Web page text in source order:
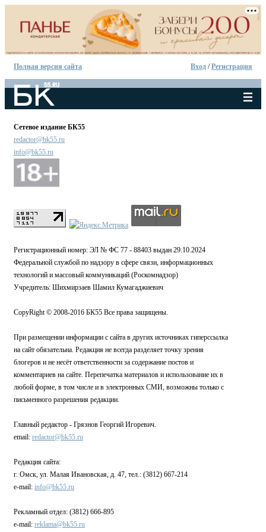
Полная версия сайта Вход /Регистрация
Сетевое издание БК55
redactor@bk55.ru
info@bk55.ru
Регистрационный номер: ЭЛ № ФС 77 - 88403 выдан 29.10.2024
Федеральной службой по надзору в сфере связи, информационных
технологий и массовый коммуникаций (Роскомнадзор)
Учредитель: Шихмирзаев Шамил Кумагаджиевич
CopyRight © 2008-2016 БК55 Все права защищены.
При размещении информации с сайта в других источниках гиперссылка
на сайт обязательна. Редакция не всегда разделяет точку зрения
блогеров и не несёт ответственности за содержание постов и
комментариев на сайте. Перепечатка материалов и использование их в
любой форме, в том числе и в электронных СМИ, возможны только с
письменного разрешения редакции.
Главный редактор - Грязнов Георгий Игоревич.
email: redactor@bk55.ru
Редакция сайта:
г. Омск, ул. Малая Ивановская, д. 47, тел.: (3812) 667-214
e-mail: info@bk55.ru
Рекламный отдел: (3812) 666-895
e-mail: reklama@bk55.ru